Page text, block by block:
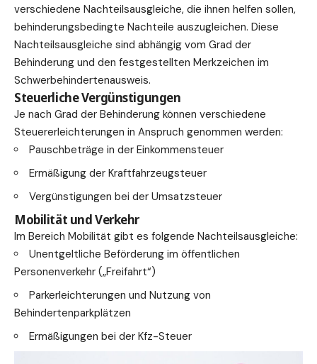
verschiedene Nachteilsausgleiche, die ihnen helfen sollen,
behinderungsbedingte Nachteile auszugleichen. Diese
Nachteilsausgleiche sind abhängig vom Grad der
Behinderung und den festgestellten Merkzeichen im
Schwerbehindertenausweis.
Steuerliche Vergünstigungen
Je nach Grad der Behinderung können verschiedene
Steuererleichterungen in Anspruch genommen werden:
Pauschbeträge in der Einkommensteuer
Ermäßigung der Kraftfahrzeugsteuer
Vergünstigungen bei der Umsatzsteuer
Mobilität und Verkehr
Im Bereich Mobilität gibt es folgende Nachteilsausgleiche:
Unentgeltliche Beförderung im öffentlichen
Personenverkehr („Freifahrt“)
Parkerleichterungen und Nutzung von
Behindertenparkplätzen
Ermäßigungen bei der Kfz-Steuer